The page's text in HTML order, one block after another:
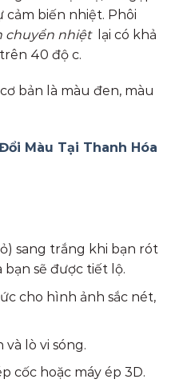
biến nhiệt. Phôi
chuyển nhiệt
lại có khả
40 độ c.
bản là màu đen, màu
Màu Tại Thanh Hóa
sang trắng khi bạn rót
sẽ được tiết lộ.
cho hình ảnh sắc nét,
lò vi sóng.
cốc hoặc máy ép 3D.